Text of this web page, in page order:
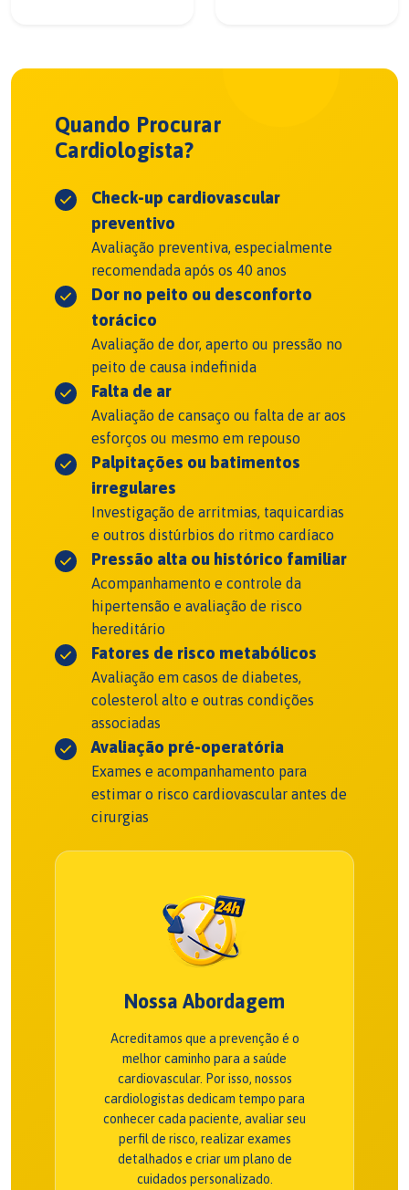
Quando Procurar
Cardiologista?
Check-up cardiovascular
preventivo
Avaliação preventiva, especialmente
recomendada após os 40 anos
Dor no peito ou desconforto
torácico
Avaliação de dor, aperto ou pressão no
peito de causa indefinida
Falta de ar
Avaliação de cansaço ou falta de ar aos
esforços ou mesmo em repouso
Palpitações ou batimentos
irregulares
Investigação de arritmias, taquicardias
e outros distúrbios do ritmo cardíaco
Pressão alta ou histórico familiar
Acompanhamento e controle da
hipertensão e avaliação de risco
hereditário
Fatores de risco metabólicos
Avaliação em casos de diabetes,
colesterol alto e outras condições
associadas
Avaliação pré-operatória
Exames e acompanhamento para
estimar o risco cardiovascular antes de
cirurgias
Nossa Abordagem
Acreditamos que a prevenção é o
melhor caminho para a saúde
cardiovascular. Por isso, nossos
cardiologistas dedicam tempo para
conhecer cada paciente, avaliar seu
perfil de risco, realizar exames
detalhados e criar um plano de
cuidados personalizado.